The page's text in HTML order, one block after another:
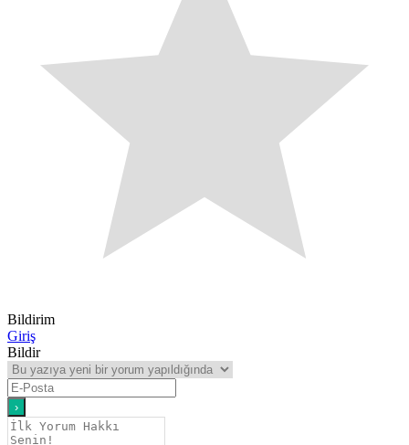
Bildirim
Giriş
Bildir